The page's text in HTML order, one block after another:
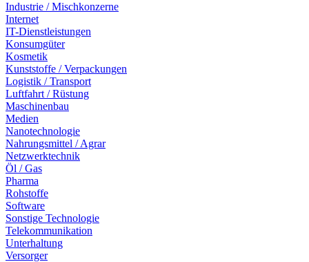
Industrie / Mischkonzerne
Internet
IT-Dienstleistungen
Konsumgüter
Kosmetik
Kunststoffe / Verpackungen
Logistik / Transport
Luftfahrt / Rüstung
Maschinenbau
Medien
Nanotechnologie
Nahrungsmittel / Agrar
Netzwerktechnik
Öl / Gas
Pharma
Rohstoffe
Software
Sonstige Technologie
Telekommunikation
Unterhaltung
Versorger